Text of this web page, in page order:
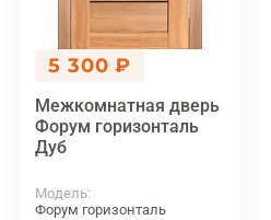
5 300 ₽
Межкомнатная дверь
Форум горизонталь
Дуб
Модель
Форум горизонталь